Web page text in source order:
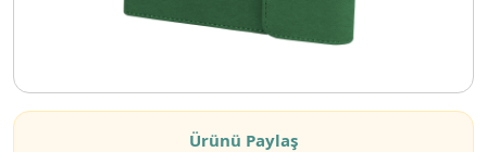
Ürünü Paylaş